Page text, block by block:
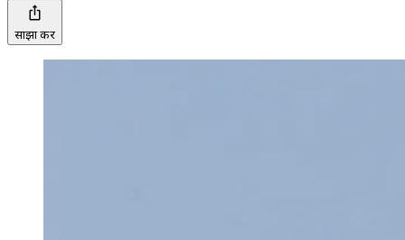
साझा करें